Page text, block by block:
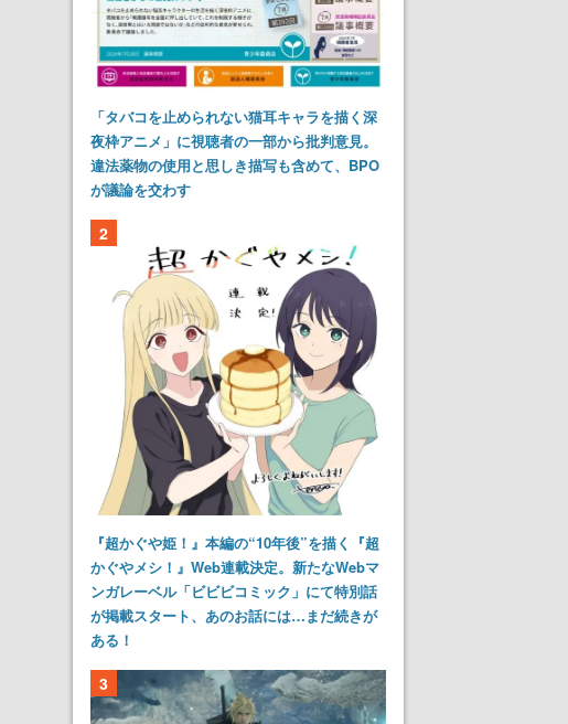
「タバコを止められない猫耳キャラを描く深
夜枠アニメ」に視聴者の一部から批判意見。
違法薬物の使用と思しき描写も含めて、BPO
が議論を交わす
2
『超かぐや姫！』本編の“10年後”を描く『超
かぐやメシ！』Web連載決定。新たなWebマ
ンガレーベル「ビビビコミック」にて特別話
が掲載スタート、あのお話には…まだ続きが
ある！
3